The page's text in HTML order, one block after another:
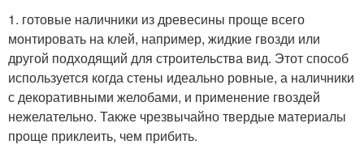
1. готовые наличники из древесины проще всего
монтировать на клей, например, жидкие гвозди или
другой подходящий для строительства вид. Этот способ
используется когда стены идеально ровные, а наличники
с декоративными желобами, и применение гвоздей
нежелательно. Также чрезвычайно твердые материалы
проще приклеить, чем прибить.